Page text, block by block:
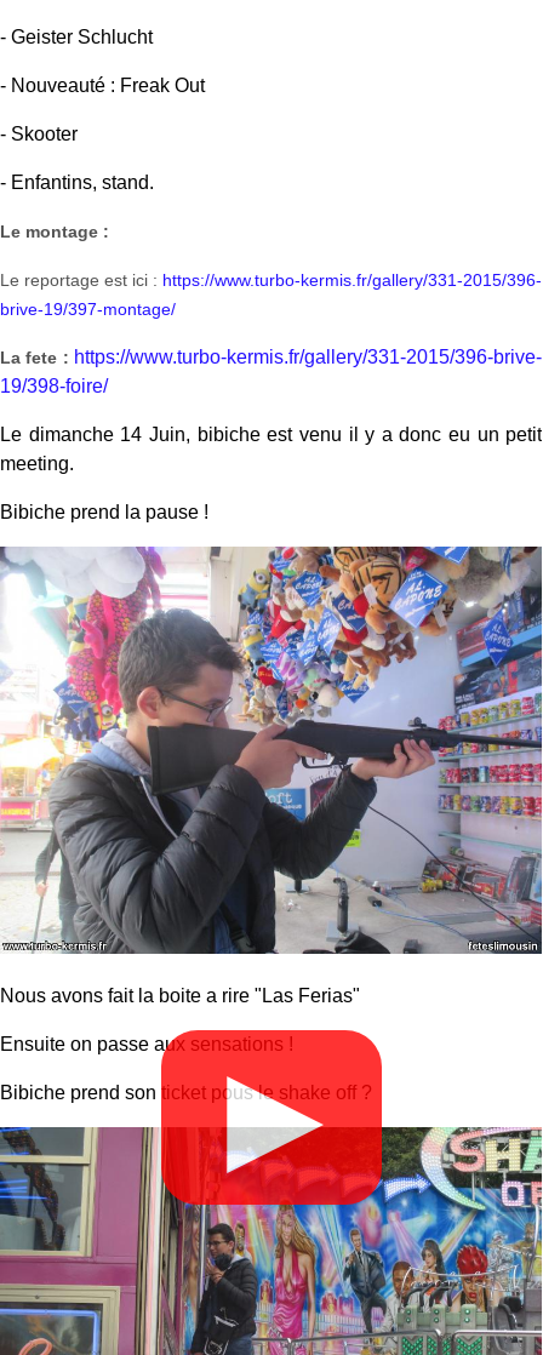
- Geister Schlucht
- Nouveauté : Freak Out
- Skooter
- Enfantins, stand.
Le montage :
Le reportage est ici : https://www.turbo-kermis.fr/gallery/331-2015/396-
brive-19/397-montage/
La fete : https://www.turbo-kermis.fr/gallery/331-2015/396-brive-
19/398-foire/
Le dimanche 14 Juin, bibiche est venu il y a donc eu un petit
meeting.
Bibiche prend la pause !
Nous avons fait la boite a rire "Las Ferias"
▶
Ensuite on passe aux sensations !
Bibiche prend son ticket pous le shake off ?